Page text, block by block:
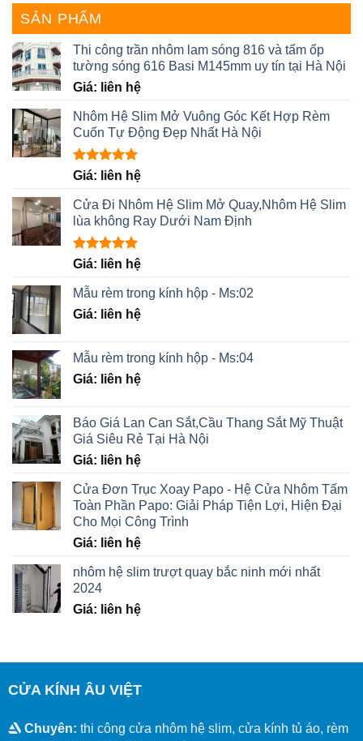
SẢN PHẨM
Thi công trần nhôm lam sóng 816 và tấm ốp
tường sóng 616 Basi M145mm uy tín tại Hà Nội
Giá: liên hệ
Nhôm Hệ Slim Mở Vuông Góc Kết Hợp Rèm
Cuốn Tự Động Đẹp Nhất Hà Nội
Được xếp
5 sao
Giá: liên hệ
Cửa Đi Nhôm Hệ Slim Mở Quay,Nhôm Hệ Slim
lùa không Ray Dưới Nam Định
Được xếp
5 sao
Giá: liên hệ
Mẫu rèm trong kính hộp - Ms:02
Giá: liên hệ
Mẫu rèm trong kính hộp - Ms:04
Giá: liên hệ
Báo Giá Lan Can Sắt,Cầu Thang Sắt Mỹ Thuật
Giá Siêu Rẻ Tại Hà Nội
Giá: liên hệ
Cửa Đơn Trục Xoay Papo - Hệ Cửa Nhôm Tấm
Toàn Phần Papo: Giải Pháp Tiện Lợi, Hiện Đại
Cho Mọi Công Trình
Giá: liên hệ
nhôm hệ slim trượt quay bắc ninh mới nhất
2024
Giá: liên hệ
CỬA KÍNH ÂU VIỆT
Chuyên: thi công cửa nhôm hệ slim, cửa kính tủ áo, rèm